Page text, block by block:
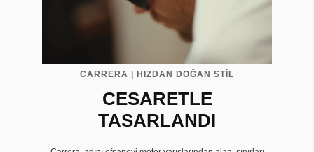
CARRERA | HIZDAN DOĞAN STİL
CESARETLE
TASARLANDI